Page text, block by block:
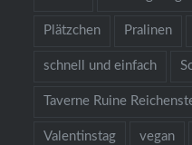
Plätzchen Pralinen
schnell und einfach
Taverne Ruine
Valentinstag vegan